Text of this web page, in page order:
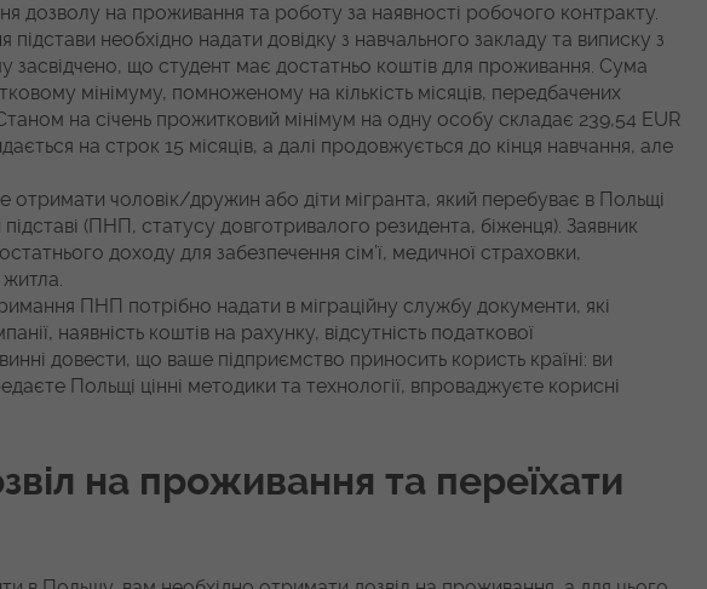
дозволу на проживання та роботу за наявності робочого контракту.
підстави необхідно надати довідку з навчального закладу та виписку з
засвідчено, що студент має достатньо коштів для проживання. Сума
мінімуму, помноженому на кількість місяців, передбачених
на січень прожитковий мінімум на одну особу складає 239,54 EUR
на строк 15 місяців, а далі продовжується до кінця навчання, але
отримати чоловік/дружин або діти мігранта, який перебуває в Польщі
(ПНП, статусу довготривалого резидента, біженця). Заявник
доходу для забезпечення сім’ї, медичної страховки,
ПНП потрібно надати в міграційну службу документи, які
наявність коштів на рахунку, відсутність податкової
довести, що ваше підприємство приносить користь країні: ви
Польщі цінні методики та технології, впроваджуєте корисні
на проживання та переїхати